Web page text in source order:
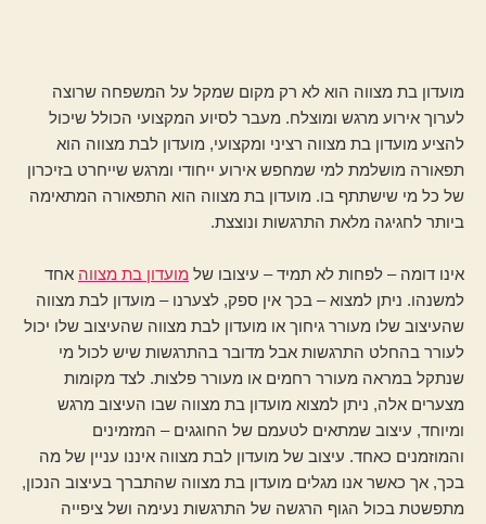
מועדון בת מצווה הוא לא רק מקום שמקל על המשפחה שרוצה
לערוך אירוע מרגש ומוצלח. מעבר לסיוע המקצועי הכולל שיכול
להציע מועדון בת מצווה רציני ומקצועי, מועדון לבת מצווה הוא
תפאורה מושלמת למי שמחפש אירוע ייחודי ומרגש שייחרט בזיכרון
של כל מי שישתתף בו. מועדון בת מצווה הוא התפאורה המתאימה
ביותר לחגיגה מלאת התרגשות ונוצצת.
אינו דומה – לפחות לא תמיד – עיצובו של מועדון בת מצווה אחד
למשנהו. ניתן למצוא – בכך אין ספק, לצערנו – מועדון לבת מצווה
שהעיצוב שלו מעורר גיחוך או מועדון לבת מצווה שהעיצוב שלו יכול
לעורר בהחלט התרגשות אבל מדובר בהתרגשות שיש לכול מי
שנתקל במראה מעורר רחמים או מעורר פלצות. לצד מקומות
מצערים אלה, ניתן למצוא מועדון בת מצווה שבו העיצוב מרגש
ומיוחד, עיצוב שמתאים לטעמם של החוגגים – המזמינים
והמוזמנים כאחד. עיצוב של מועדון לבת מצווה איננו עניין של מה
בכך, אך כאשר אנו מגלים מועדון בת מצווה שהתברך בעיצוב הנכון,
מתפשטת בכול הגוף הרגשה של התרגשות נעימה ושל ציפייה